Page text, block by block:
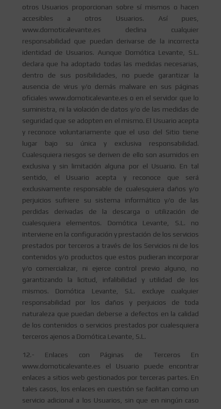
otros Usuarios proporcionan sobre sí mismos o hacen
accesibles a otros Usuarios. Así pues,
www.domoticalevante.es declina cualquier
responsabilidad que puedan derivarse de la incorrecta
identidad de Usuarios. Aunque Domótica Levante, S.L.
declara que ha adoptado todas las medidas necesarias,
dentro de sus posibilidades, no puede garantizar la
ausencia de virus y/o demás malware en sus páginas
oficiales www.domoticalevante.es o en el servidor que lo
suministra, ni la violación de datos y/o de las medidas de
seguridad que se adopten en el mismo. El Usuario acepta
y reconoce voluntariamente que el uso del Sitio tiene
lugar bajo su única y exclusiva responsabilidad.
Cualesquiera riesgos se deriven de ello son asumidos en
exclusiva y sin limitación alguna por el Usuario. En tal
sentido, el Usuario acepta y reconoce que será
exclusivamente responsable de cualesquiera daños y/o
perjuicios sufriere su sistema informático y/o de las
perdidas derivadas de la descarga o utilización de
cualesquiera elementos. Domótica Levante, S.L. no
interviene en la configuración y prestación de los servicios
prestados por terceros a través de los Servicios ni de los
contenidos y/o productos que estos pudieran incorporar
y/o comercializar, ni ejerce control previo alguno, no
garantizando la licitud, infalibilidad y utilidad de los
mismos. Domótica Levante, S.L. excluye cualquier
responsabilidad por los daños y perjuicios de toda
naturaleza que puedan deberse a defectos en la calidad
de los contenidos o servicios prestados por cualesquiera
terceros ajenos a Domótica Levante, S.L.
12.- Enlaces con Páginas de Terceros En
www.domoticalevante.es el Usuario puede encontrar
enlaces a sitios web gestionados por terceras partes. En
tales casos, los enlaces en cuestión se facilitan como un
servicio adicional a los Usuarios, sin que en ningún caso